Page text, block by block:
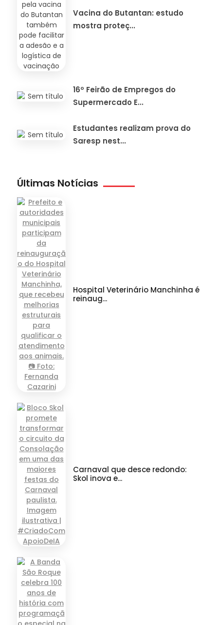
Vacina do Butantan: estudo
mostra proteç...
16º Feirão de Empregos do
Supermercado E...
Estudantes realizam prova do
Saresp nest...
Últimas Notícias
Hospital Veterinário Manchinha é
reinaug...
Carnaval que desce redondo:
Skol inova e...